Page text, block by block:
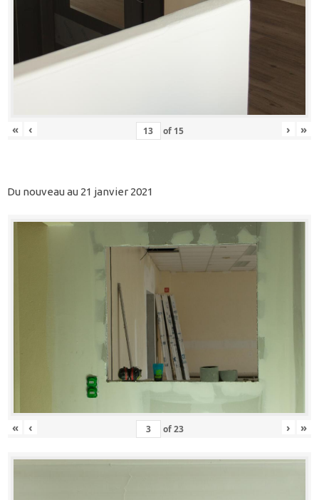
« ‹ of 15 › »
Du nouveau au 21 janvier 2021
« ‹ of23 › »